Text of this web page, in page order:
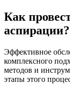
Как
аспирации?
Эффективное
комплексного
методов и
этапы этого